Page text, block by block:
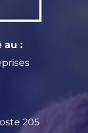
au :
2T1
205